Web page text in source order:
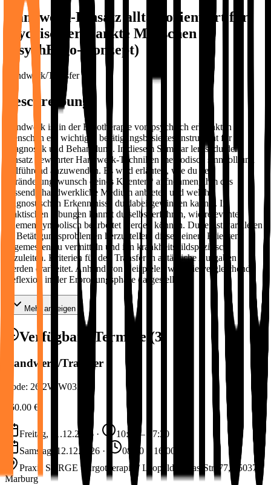
Handwerk-Einsatz alltagsorientiert für
psychisch erkrankte Menschen
(PsychErgo-Konzept)
Handwerk/Transfer
Beschreibung
Handwerk ist in der Ergotherapie von psychisch erkrankten
Menschen ein wichtiges betätigungsbasiertes Instrument für
Diagnostik und Behandlung. In diesem Seminar lernst du den
Einsatz bewährter Handwerk-Techniken methodisch sinnvoll und
zielführend anzuwenden. Es wird erläutert, wie du den
Veränderungswunsch deines Klienten* aufnehmen, ihm das
passende handwerkliche Medium anbieten und welche
diagnostischen Erkenntnisse du dabei gewinnen kannst. In
praktischen Übungen kannst du selbst erfahren, wie relevante
Themen symbolisch bearbeitet werden können. Du lernst Parallelen
zu Betätigungsproblemen herzustellen, diese deinem Klienten*
angemessen zu vermitteln und ihn krankheitsbildspezifisch
anzuleiten. Kriterien für den Transfer in alltägliche Aufgaben
werden erarbeitet. Anhand von Beispielen wird die vergleichende
Reflexion in der Erprobungsphase dargestellt.
Mehr anzeigen
Verfügbare Termine (3
Handwerk/Transfer
Code: 26.2W.W033.02
360.00 €
Freitag, 11.12.2026 ·
10:00 – 17:30
Samstag, 12.12.2026 ·
08:30 – 16:00
Praxis SORGE - Ergotherapie / Leopold-Lucas-Str. 77, 35037
Marburg